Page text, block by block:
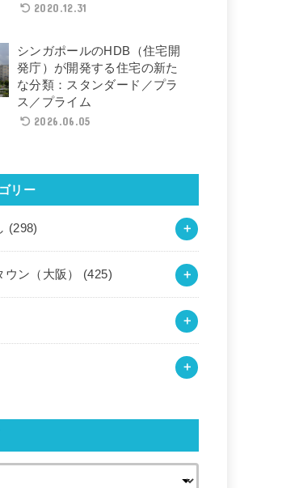
2020.12.31
シンガポールのHDB（住宅開
発庁）が開発する住宅の新た
な分類：スタンダード／プラ
ス／プライム
2026.06.05
リー
(298)
ウン（大阪） (425)